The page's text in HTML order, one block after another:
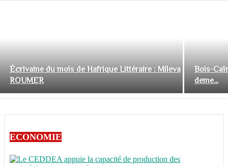
Écrivaine du mois de Hafrique Littéraire : Mileva
ROUMER
Bois-
deme...
ECONOMIE